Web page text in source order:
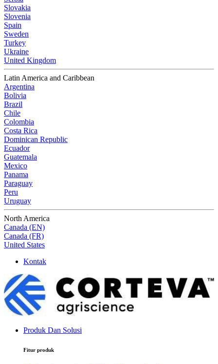
Slovakia
Slovenia
Spain
Sweden
Turkey
Ukraine
United Kingdom
Latin America and Caribbean
Argentina
Bolivia
Brazil
Chile
Colombia
Costa Rica
Dominican Republic
Ecuador
Guatemala
Mexico
Panama
Paraguay
Peru
Uruguay
North America
Canada (EN)
Canada (FR)
United States
Kontak
Produk Dan Solusi
Fitur produk